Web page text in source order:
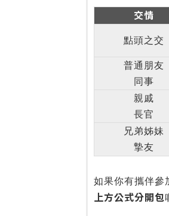
交情
點頭之交
普通朋友
同事
親戚
長官
兄弟姊妹
摯友
如果你有攜伴參
上方公式分開包